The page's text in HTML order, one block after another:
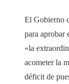
El Gobierno
para aprobar
«la
acometer la
déficit de